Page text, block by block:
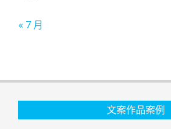
« 7 月
文案作品案例